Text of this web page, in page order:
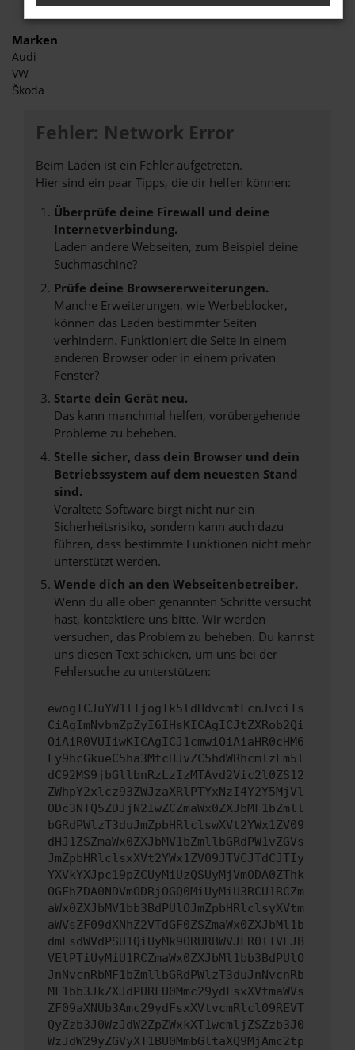
Marken
Audi
VW
Škoda
Fehler: Network Error
Beim Laden ist ein Fehler aufgetreten.
Hier sind ein paar Tipps, die dir helfen können:
Überprüfe deine Firewall und deine
Internetverbindung.
Laden andere Webseiten, zum Beispiel deine
Suchmaschine?
Prüfe deine Browsererweiterungen.
Manche Erweiterungen, wie Werbeblocker,
können das Laden bestimmter Seiten
verhindern. Funktioniert die Seite in einem
anderen Browser oder in einem privaten
Fenster?
Starte dein Gerät neu.
Das kann manchmal helfen, vorübergehende
Probleme zu beheben.
Stelle sicher, dass dein Browser und dein
Betriebssystem auf dem neuesten Stand
sind.
Veraltete Software birgt nicht nur ein
Sicherheitsrisiko, sondern kann auch dazu
führen, dass bestimmte Funktionen nicht mehr
unterstützt werden.
Wende dich an den Webseitenbetreiber.
Wenn du alle oben genannten Schritte versucht
hast, kontaktiere uns bitte. Wir werden
versuchen, das Problem zu beheben. Du kannst
uns diesen Text schicken, um uns bei der
Fehlersuche zu unterstützen:
ewogICJuYW1lIjogIk5ldHdvcmtFcnJvciIs
CiAgImNvbmZpZyI6IHsKICAgICJtZXRob2Qi
OiAiR0VUIiwKICAgICJ1cmwiOiAiaHR0cHM6
Ly9hcGkueC5ha3MtcHJvZC5hdWRhcmlzLm5l
dC92MS9jbGllbnRzLzIzMTAvd2Vic2l0ZS12
ZWhpY2xlcz93ZWJzaXRlPTYxNzI4Y2Y5MjVl
ODc3NTQ5ZDJjN2IwZCZmaWx0ZXJbMF1bZmll
bGRdPWlzT3duJmZpbHRlclswXVt2YWx1ZV09
dHJ1ZSZmaWx0ZXJbMV1bZmllbGRdPW1vZGVs
JmZpbHRlclsxXVt2YWx1ZV09JTVCJTdCJTIy
YXVkYXJpc19pZCUyMiUzQSUyMjVmODA0ZThk
OGFhZDA0NDVmODRjOGQ0MiUyMiU3RCU1RCZm
aWx0ZXJbMV1bb3BdPUlOJmZpbHRlclsyXVtm
aWVsZF09dXNhZ2VTdGF0ZSZmaWx0ZXJbMl1b
dmFsdWVdPSU1QiUyMk9ORURBWVJFR0lTVFJB
VElPTiUyMiU1RCZmaWx0ZXJbMl1bb3BdPUlO
JnNvcnRbMF1bZmllbGRdPWlzT3duJnNvcnRb
MF1bb3JkZXJdPURFU0Mmc29ydFsxXVtmaWVs
ZF09aXNUb3Amc29ydFsxXVtvcmRlcl09REVT
QyZzb3J0WzJdW2ZpZWxkXT1wcmljZSZzb3J0
WzJdW29yZGVyXT1BU0MmbGltaXQ9MjAmc2tp